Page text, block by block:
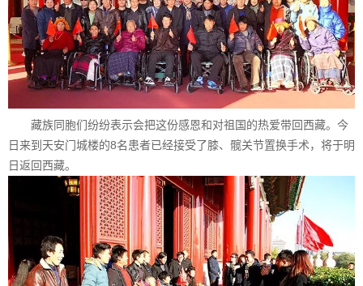
藏族同胞们纷纷表示会把这份感恩和对祖国的热爱带回西藏。今
日来到天安门城楼的8名患者已经接受了膝、髋关节置换手术，将于明
日返回西藏。